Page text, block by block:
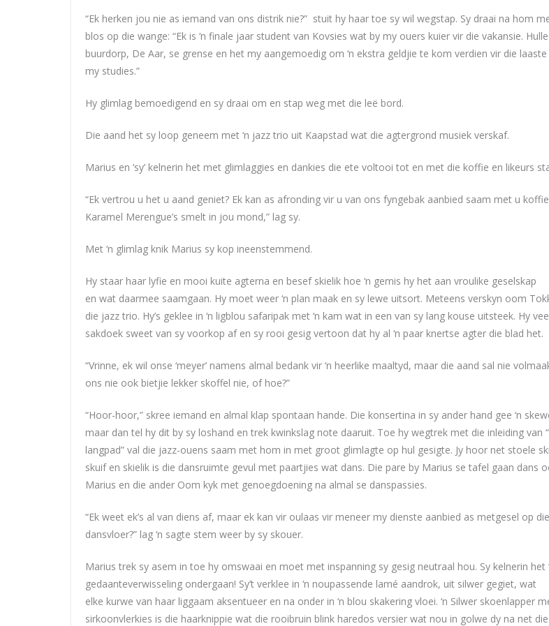
“Ek herken jou nie as iemand van ons distrik nie?” stuit hy haar toe sy wil wegstap. Sy draai na hom
blos op die wange: “Ek is ‘n finale jaar student van Kovsies wat by my ouers kuier vir die vakansie.
buurdorp, De Aar, se grense en het my aangemoedig om ‘n ekstra geldjie te kom verdien vir die
my studies.”
Hy glimlag bemoedigend en sy draai om en stap weg met die leë bord.
Die aand het sy loop geneem met ‘n jazz trio uit Kaapstad wat die agtergrond musiek verskaf.
Marius en ‘sy’ kelnerin het met glimlaggies en dankies die ete voltooi tot en met die koffie en likeurs
“Ek vertrou u het u aand geniet? Ek kan as afronding vir u van ons fyngebak aanbied saam met u
Karamel Merengue’s smelt in jou mond,” lag sy.
Met ‘n glimlag knik Marius sy kop ineenstemmend.
Hy staar haar lyfie en mooi kuite agterna en besef skielik hoe ‘n gemis hy het aan vroulike geselskap
en wat daarmee saamgaan. Hy moet weer ‘n plan maak en sy lewe uitsort. Meteens verskyn oom
die jazz trio. Hy’s geklee in ‘n ligblou safaripak met ‘n kam wat in een van sy lang kouse uitsteek. Hy
sakdoek sweet van sy voorkop af en sy rooi gesig vertoon dat hy al ‘n paar knertse agter die blad het.
“Vrinne, ek wil onse ‘meyer’ namens almal bedank vir ‘n heerlike maaltyd, maar die aand sal nie
ons nie ook bietjie lekker skoffel nie, of hoe?”
“Hoor-hoor,” skree iemand en almal klap spontaan hande. Die konsertina in sy ander hand gee ‘n
maar dan tel hy dit by sy loshand en trek kwinkslag note daaruit. Toe hy wegtrek met die inleiding van
langpad” val die jazz-ouens saam met hom in met groot glimlagte op hul gesigte. Jy hoor net stoele
skuif en skielik is die dansruimte gevul met paartjies wat dans. Die pare by Marius se tafel gaan dans
Marius en die ander Oom kyk met genoegdoening na almal se danspassies.
“Ek weet ek’s al van diens af, maar ek kan vir oulaas vir meneer my dienste aanbied as metgesel op die
dansvloer?” lag ‘n sagte stem weer by sy skouer.
Marius trek sy asem in toe hy omswaai en moet met inspanning sy gesig neutraal hou. Sy kelnerin het
gedaanteverwisseling ondergaan! Sy’t verklee in ‘n noupassende lamé aandrok, uit silwer gegiet, wat
elke kurwe van haar liggaam aksentueer en na onder in ‘n blou skakering vloei. ‘n Silwer skoenlapper
sirkoonvlerkies is die haarknippie wat die rooibruin blink haredos versier wat nou in golwe dy na net